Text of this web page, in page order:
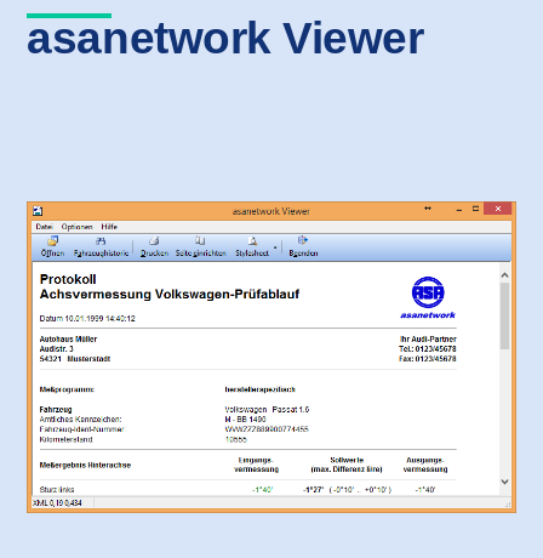
asanetwork Viewer